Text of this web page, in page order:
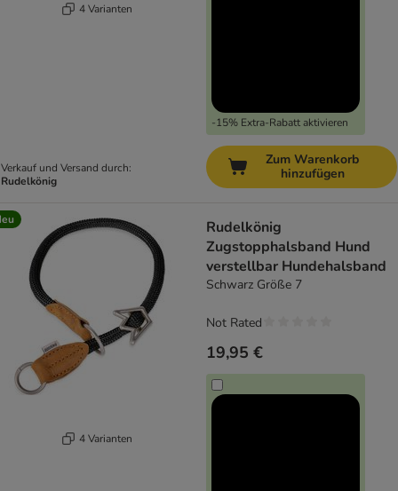
4 Varianten
Verkauf und Versand durch:
Rudelkönig
-15% Extra-Rabatt aktivieren
Zum Warenkorb
hinzufügen
4 Varianten
Rudelkönig
Zugstopphalsband Hund
verstellbar Hundehalsband
Schwarz Größe 7
19,95 €
Not Rated